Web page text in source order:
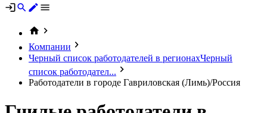
Компании
Черный список работодателей в регионахЧерный
список работодател...
Работодатели в городе Гавриловская (Лимь)/Россия